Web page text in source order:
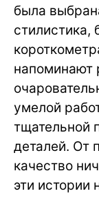
была
стилистика,
напоминают
умелой
тщательной
деталей. От
качество
эти истории